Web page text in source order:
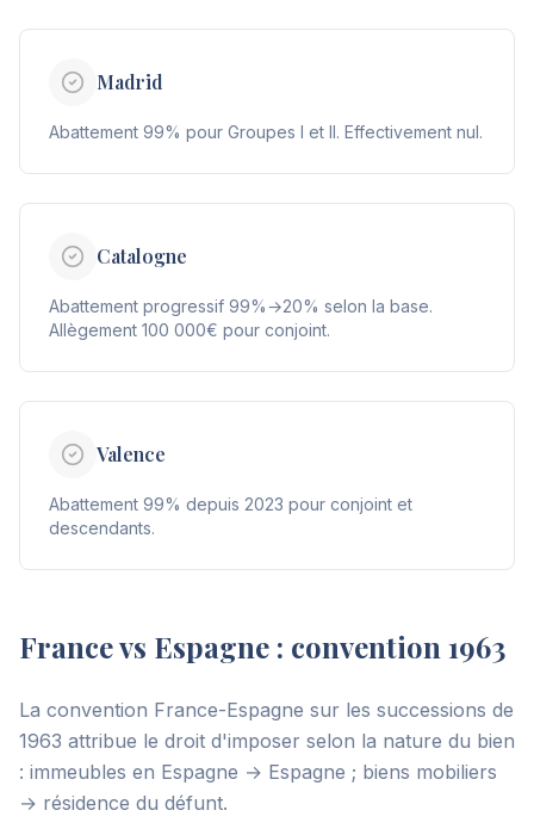
Madrid
Abattement 99% pour Groupes I et II. Effectivement nul.
Catalogne
Abattement progressif 99%→20% selon la base.
Allègement 100 000€ pour conjoint.
Valence
Abattement 99% depuis 2023 pour conjoint et
descendants.
France vs Espagne : convention 1963
La convention France-Espagne sur les successions de
1963 attribue le droit d'imposer selon la nature du bien
: immeubles en Espagne → Espagne ; biens mobiliers
→ résidence du défunt.